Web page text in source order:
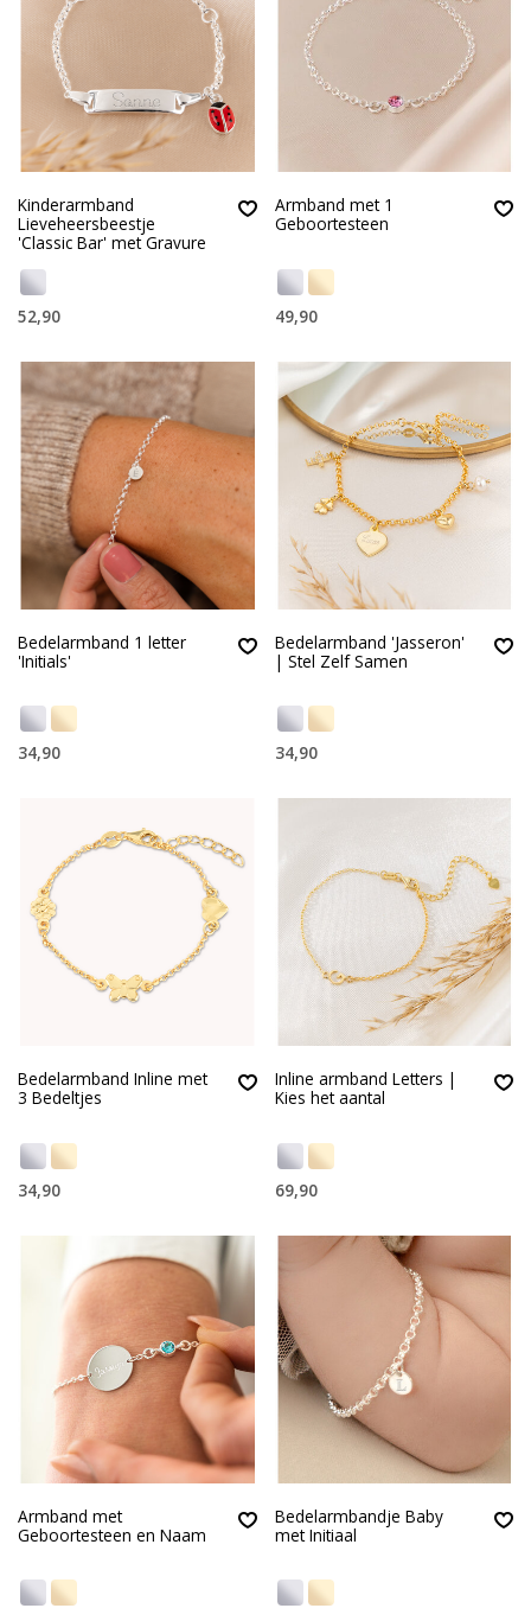
Kinderarmband
Lieveheersbeestje
'Classic Bar' met Gravure
52,90
Armband met 1
Geboortesteen
49,90
Bedelarmband 1 letter
'Initials'
34,90
Bedelarmband 'Jasseron'
| Stel Zelf Samen
34,90
Bedelarmband Inline met
3 Bedeltjes
34,90
Inline armband Letters |
Kies het aantal
69,90
Armband met
Geboortesteen en Naam
Bedelarmbandje Baby
met Initiaal